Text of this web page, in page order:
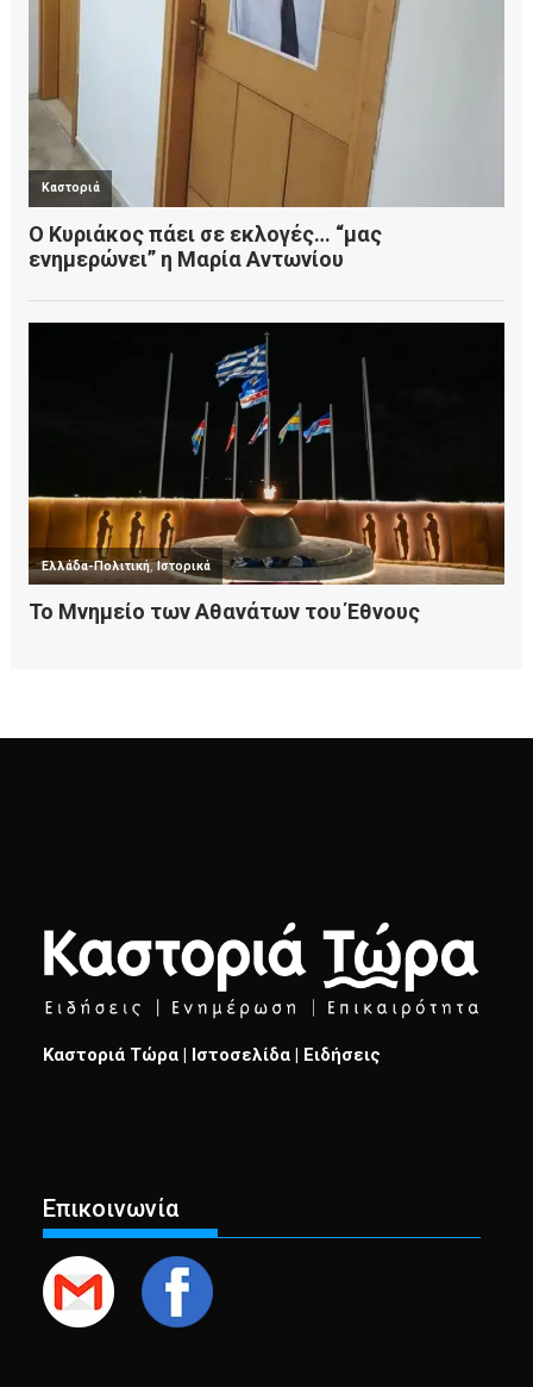
Καστοριά Τώρα | Ιστοσελίδα | Ειδήσεις
Επικοινωνία